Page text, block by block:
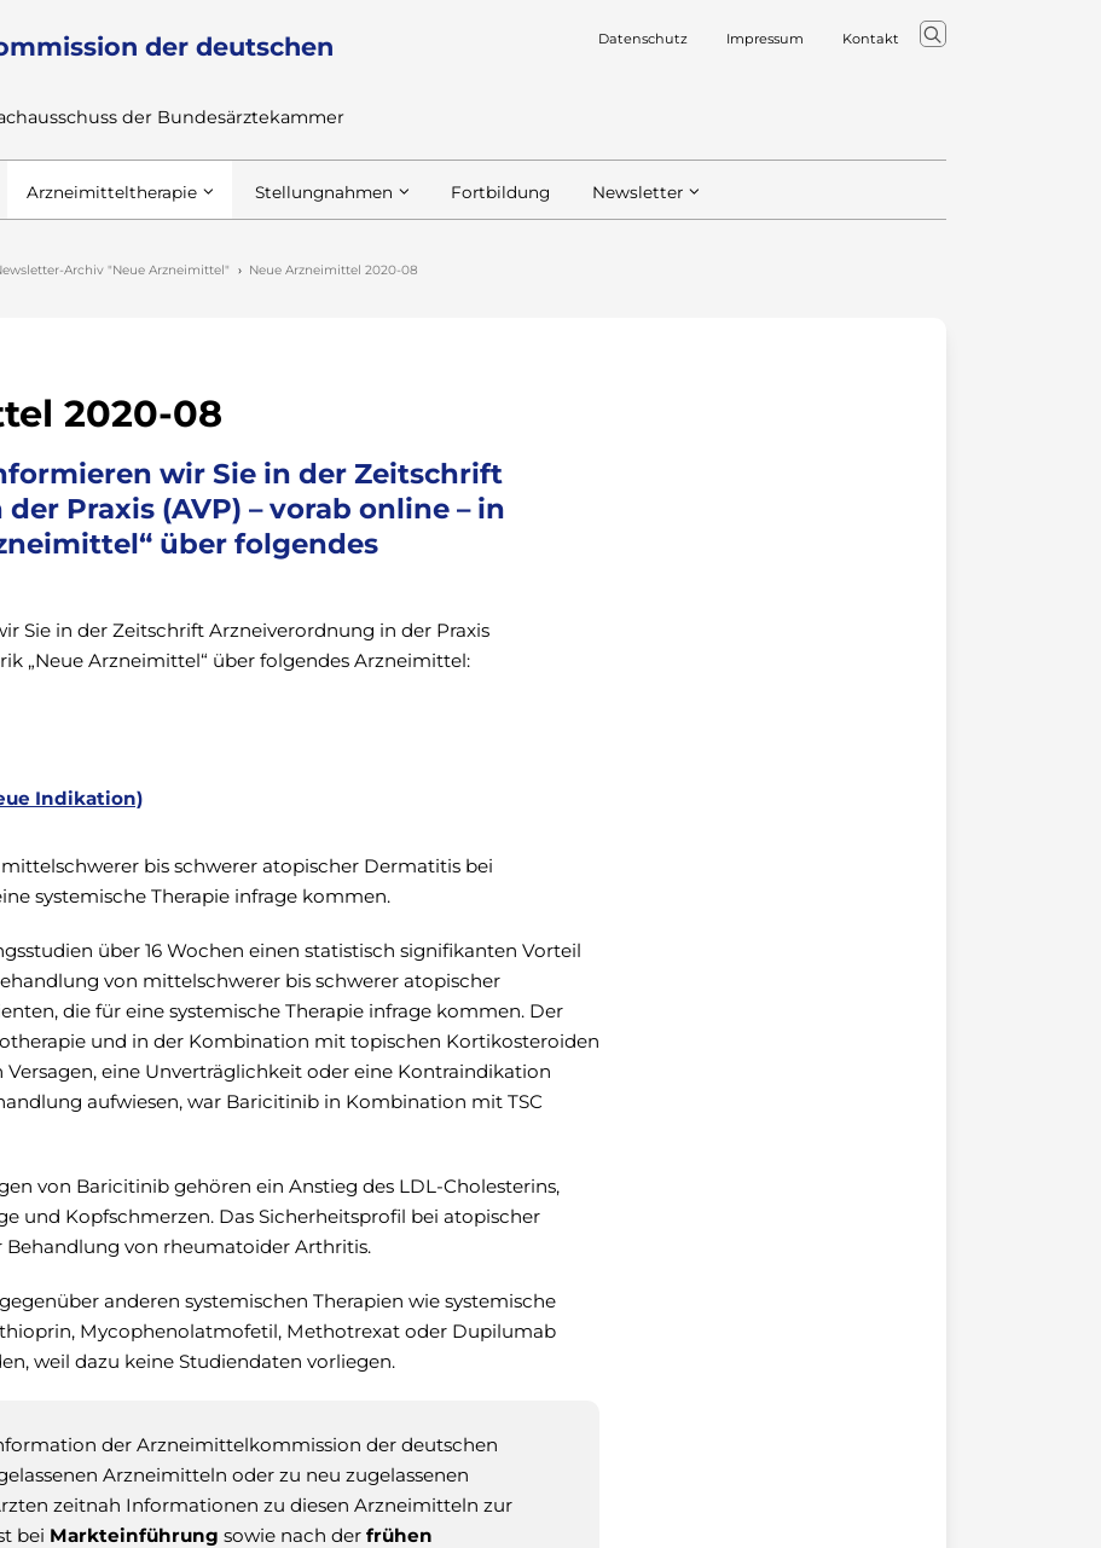
der deutschen
der Bundesärztekammer
Datenschutz Impressum Kontakt
Arzneimitteltherapie Stellungnahmen Fortbildung Newsletter
Archiv "Neue Arzneimittel" Neue Arzneimittel 2020-08
2020-08
wir Sie in der Zeitschrift
Praxis (AVP) – vorab online – in
über folgendes
Sie in der Zeitschrift Arzneiverordnung in der Praxis
„Neue Arzneimittel“ über folgendes Arzneimittel:
Indikation)
bis schwerer atopischer Dermatitis bei
systemische Therapie infrage kommen.
über 16 Wochen einen statistisch signifikanten Vorteil
von mittelschwerer bis schwerer atopischer
die für eine systemische Therapie infrage kommen. Der
und in der Kombination mit topischen Kortikosteroiden
Versagen, eine Unverträglichkeit oder eine Kontraindikation
aufwiesen, war Baricitinib in Kombination mit TSC
von Baricitinib gehören ein Anstieg des LDL-Cholesterins,
und Kopfschmerzen. Das Sicherheitsprofil bei atopischer
von rheumatoider Arthritis.
anderen systemischen Therapien wie systemische
Mycophenolatmofetil, Methotrexat oder Dupilumab
weil dazu keine Studiendaten vorliegen.
der Arzneimittelkommission der deutschen
Arzneimitteln oder zu neu zugelassenen
zeitnah Informationen zu diesen Arzneimitteln zur
bei Markteinführung sowie nach der frühen